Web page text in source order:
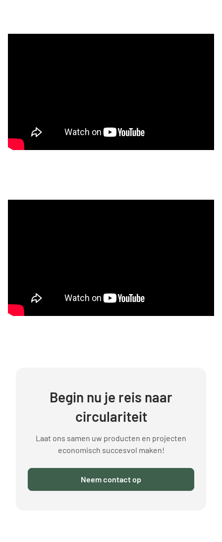
Begin nu je reis naar
circulariteit
Laat ons samen uw producten en projecten
economisch succesvol maken!
Neem contact op